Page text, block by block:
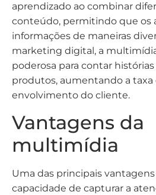
aprendizado ao combinar
conteúdo, permitindo que os
informações de maneiras
marketing digital, a
poderosa para contar
produtos, aumentando a taxa
envolvimento do cliente.
Vantagens da
multimídia
Uma das principais
capacidade de capturar a